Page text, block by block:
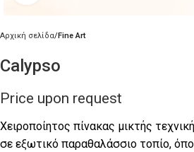
Αρχική σελίδα Fine Art
Calypso
Price upon request
Χειροποίητος πίνακας μικτής
σε εξωτικό παραθαλάσσιο τοπίο,